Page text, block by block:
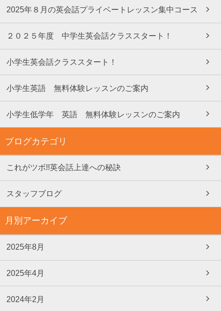
2025年８月の英会話プライベートレッスン集中コース
２０２５年度 中学生英会話クラススタート！
小学生英会話クラススタート！
小学生英語 無料体験レッスンのご案内
小学生低学年 英語 無料体験レッスンのご案内
ブログカテゴリ
これがツボ!!英会話上達への秘訣
スタッフブログ
月別アーカイブ
2025年8月
2025年4月
2024年2月